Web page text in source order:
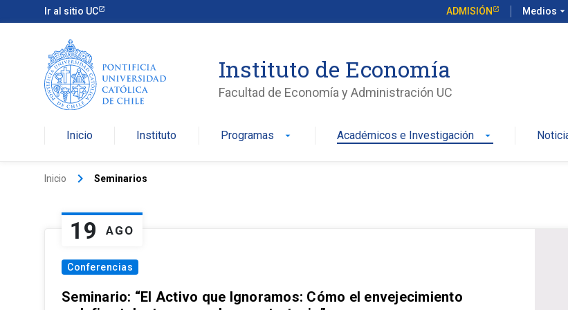
Ir al sitio UC ADMISIÓN Medios arrow_drop_down
Instituto de Economía
Facultad de Economía y Administración UC
Inicio Instituto Programas arrow_drop_down Académicos e Investigación arrow_drop_down
Inicio keyboard_arrow_right Seminarios
19 AGO
Conferencias
Seminario: “El Activo que Ignoramos: Cómo el envejecimiento